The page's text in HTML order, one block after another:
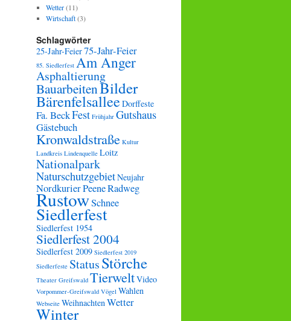
Wetter(11)
Wirtschaft(3)
Schlagwörter
25-Jahr-Feier75-Jahr-Feier
85. Siedlerfest Am Anger
Asphaltierung
BauarbeitenBilder
Bärenfelsallee Dorffeste
Fa. BeckFest Frühjahr Gutshaus
Gästebuch
Kronwaldstraße Kultur
Landkreis Lindenquelle Loitz
Nationalpark
NaturschutzgebietNeujahr
NordkurierPeeneRadweg
RustowSchnee
Siedlerfest
Siedlerfest 1954
Siedlerfest 2004
Siedlerfest 2009 Siedlerfest 2019
Siedlerfeste StatusStörche
Theater Greifswald TierweltVideo
Vorpommer-Greifswald Vögel Wahlen
Webseite WeihnachtenWetter
Winter